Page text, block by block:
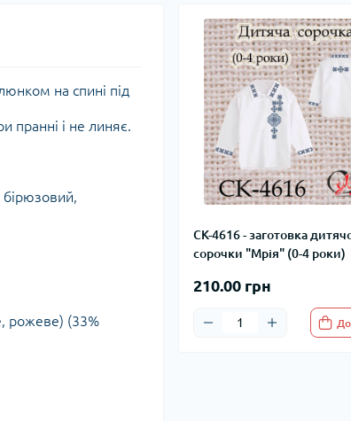
СК-4616 - заготовка
сорочки "Мрія" (0-4 роки)
210.00 грн
на спині під
пранні і не линяє.
бірюзовий,
рожеве) (33%